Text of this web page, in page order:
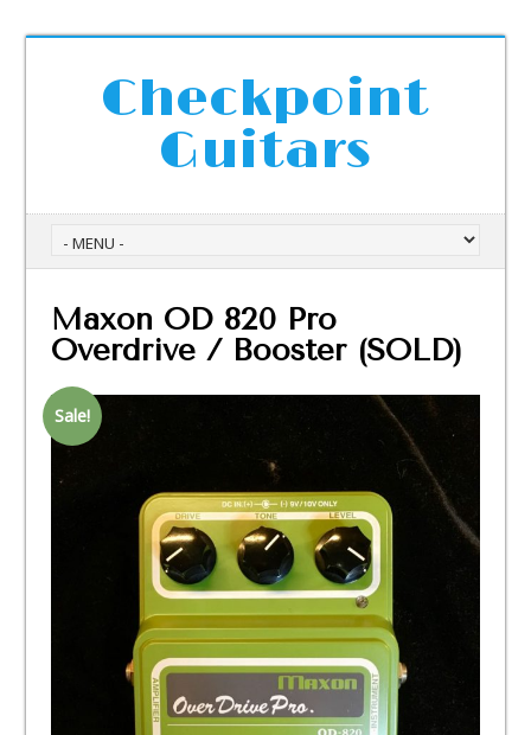
Checkpoint
Guitars
Maxon OD 820 Pro
Overdrive / Booster (SOLD)
Sale!